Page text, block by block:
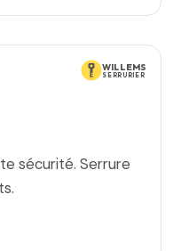
WILLEMS
SERRURIER
sécurité. Serrure